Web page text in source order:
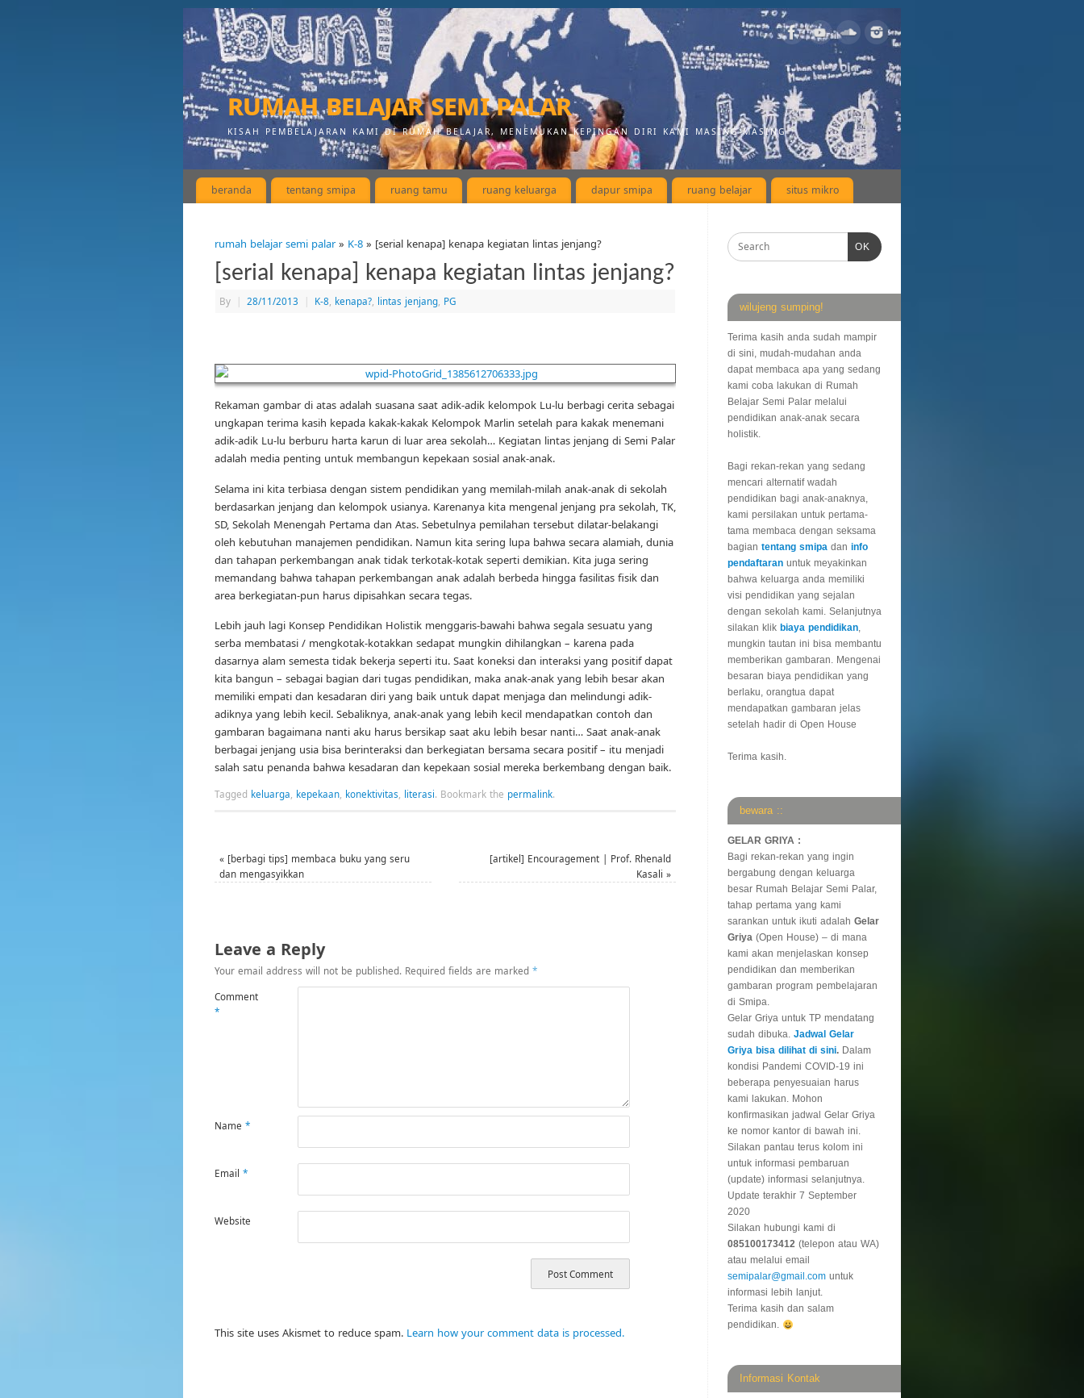
rumah belajar semi palar
KISAH PEMBELAJARAN KAMI DI RUMAH BELAJAR, MENEMUKAN KEPINGAN DIRI KAMI MASING-MASING
beranda tentang smipa ruang tamu ruang keluarga dapur smipa ruang belajar situs mikro
rumah belajar semi palar» K-8 » [serial kenapa] kenapa kegiatan lintas jenjang?
[serial kenapa] kenapa kegiatan lintas jenjang?
By | 28/11/2013 | K-8 kenapa? lintas jenjang PG
Rekaman gambar di atas adalah suasana saat adik-adik kelompok Lu-lu berbagi cerita sebagai
ungkapan terima kasih kepada kakak-kakak Kelompok Marlin setelah para kakak menemani
adik-adik Lu-lu berburu harta karun di luar area sekolah… Kegiatan lintas jenjang di Semi Palar
adalah media penting untuk membangun kepekaan sosial anak-anak.
Selama ini kita terbiasa dengan sistem pendidikan yang memilah-milah anak-anak di sekolah
berdasarkan jenjang dan kelompok usianya. Karenanya kita mengenal jenjang pra sekolah, TK,
SD, Sekolah Menengah Pertama dan Atas. Sebetulnya pemilahan tersebut dilatar-belakangi
oleh kebutuhan manajemen pendidikan. Namun kita sering lupa bahwa secara alamiah, dunia
dan tahapan perkembangan anak tidak terkotak-kotak seperti demikian. Kita juga sering
memandang bahwa tahapan perkembangan anak adalah berbeda hingga fasilitas fisik dan
area berkegiatan-pun harus dipisahkan secara tegas.
Lebih jauh lagi Konsep Pendidikan Holistik menggaris-bawahi bahwa segala sesuatu yang
serba membatasi / mengkotak-kotakkan sedapat mungkin dihilangkan – karena pada
dasarnya alam semesta tidak bekerja seperti itu. Saat koneksi dan interaksi yang positif dapat
kita bangun – sebagai bagian dari tugas pendidikan, maka anak-anak yang lebih besar akan
memiliki empati dan kesadaran diri yang baik untuk dapat menjaga dan melindungi adik-
adiknya yang lebih kecil. Sebaliknya, anak-anak yang lebih kecil mendapatkan contoh dan
gambaran bagaimana nanti aku harus bersikap saat aku lebih besar nanti… Saat anak-anak
berbagai jenjang usia bisa berinteraksi dan berkegiatan bersama secara positif – itu menjadi
salah satu penanda bahwa kesadaran dan kepekaan sosial mereka berkembang dengan baik.
Tagged keluarga, kepekaan, konektivitas, literasi. Bookmark the permalink.
«[berbagi tips] membaca buku yang seru
dan mengasyikkan
[artikel] Encouragement | Prof. Rhenald
Kasali»
Leave a Reply
Your email address will not be published. Required fields are marked *
Comment
*
Name *
Email *
Website
This site uses Akismet to reduce spam. Learn how your comment data is processed.
OK
wilujeng sumping!
Terima kasih anda sudah mampir
di sini, mudah-mudahan anda
dapat membaca apa yang sedang
kami coba lakukan di Rumah
Belajar Semi Palar melalui
pendidikan anak-anak secara
holistik.
Bagi rekan-rekan yang sedang
mencari alternatif wadah
pendidikan bagi anak-anaknya,
kami persilakan untuk pertama-
tama membaca dengan seksama
bagian tentang smipa dan info
pendaftaran untuk meyakinkan
bahwa keluarga anda memiliki
visi pendidikan yang sejalan
dengan sekolah kami. Selanjutnya
silakan klik biaya pendidikan,
mungkin tautan ini bisa membantu
memberikan gambaran. Mengenai
besaran biaya pendidikan yang
berlaku, orangtua dapat
mendapatkan gambaran jelas
setelah hadir di Open House
Terima kasih.
bewara ::
GELAR GRIYA :
Bagi rekan-rekan yang ingin
bergabung dengan keluarga
besar Rumah Belajar Semi Palar,
tahap pertama yang kami
sarankan untuk ikuti adalah Gelar
Griya (Open House) – di mana
kami akan menjelaskan konsep
pendidikan dan memberikan
gambaran program pembelajaran
di Smipa.
Gelar Griya untuk TP mendatang
sudah dibuka. Jadwal Gelar
Griya bisa dilihat di sini. Dalam
kondisi Pandemi COVID-19 ini
beberapa penyesuaian harus
kami lakukan. Mohon
konfirmasikan jadwal Gelar Griya
ke nomor kantor di bawah ini.
Silakan pantau terus kolom ini
untuk informasi pembaruan
(update) informasi selanjutnya.
Update terakhir 7 September
2020
Silakan hubungi kami di
085100173412 (telepon atau WA)
atau melalui email
semipalar@gmail.com untuk
informasi lebih lanjut.
Terima kasih dan salam
pendidikan.
Informasi Kontak